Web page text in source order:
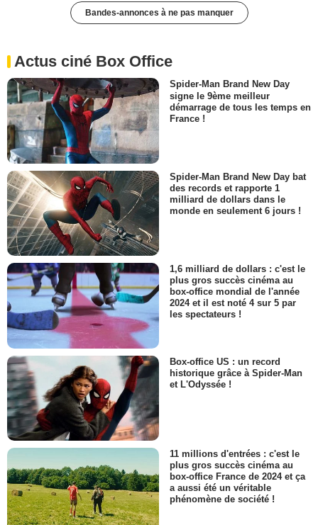
Bandes-annonces à ne pas manquer
Actus ciné Box Office
Spider-Man Brand New Day
signe le 9ème meilleur
démarrage de tous les temps en
France !
Spider-Man Brand New Day bat
des records et rapporte 1
milliard de dollars dans le
monde en seulement 6 jours !
1,6 milliard de dollars : c'est le
plus gros succès cinéma au
box-office mondial de l'année
2024 et il est noté 4 sur 5 par
les spectateurs !
Box-office US : un record
historique grâce à Spider-Man
et L'Odyssée !
11 millions d'entrées : c'est le
plus gros succès cinéma au
box-office France de 2024 et ça
a aussi été un véritable
phénomène de société !